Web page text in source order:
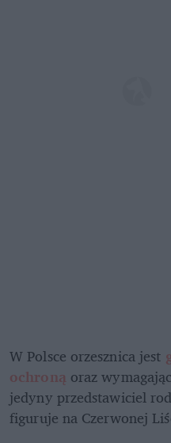
W Polsce orzesznica jest
ochroną oraz
jedyny przedstawiciel
figuruje na Czerwonej